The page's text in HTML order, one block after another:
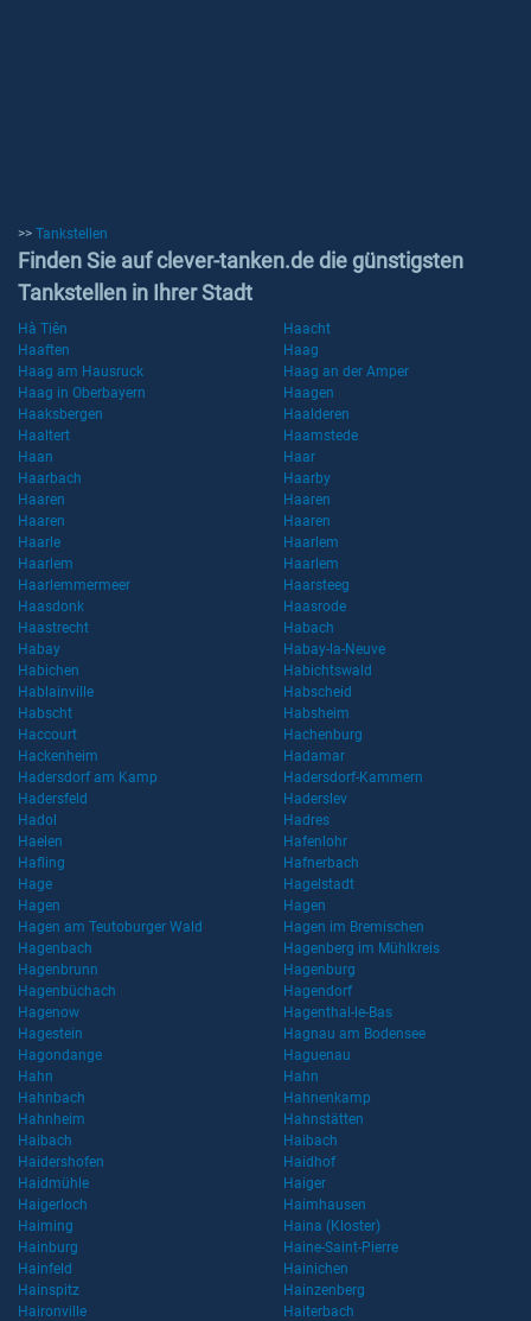
>> Tankstellen
Finden Sie auf clever-tanken.de die günstigsten
Tankstellen in Ihrer Stadt
Hà Tiên
Haacht
Haaften
Haag
Haag am Hausruck
Haag an der Amper
Haag in Oberbayern
Haagen
Haaksbergen
Haalderen
Haaltert
Haamstede
Haan
Haar
Haarbach
Haarby
Haaren
Haaren
Haaren
Haaren
Haarle
Haarlem
Haarlem
Haarlem
Haarlemmermeer
Haarsteeg
Haasdonk
Haasrode
Haastrecht
Habach
Habay
Habay-la-Neuve
Habichen
Habichtswald
Hablainville
Habscheid
Habscht
Habsheim
Haccourt
Hachenburg
Hackenheim
Hadamar
Hadersdorf am Kamp
Hadersdorf-Kammern
Hadersfeld
Haderslev
Hadol
Hadres
Haelen
Hafenlohr
Hafling
Hafnerbach
Hage
Hagelstadt
Hagen
Hagen
Hagen am Teutoburger Wald
Hagen im Bremischen
Hagenbach
Hagenberg im Mühlkreis
Hagenbrunn
Hagenburg
Hagenbüchach
Hagendorf
Hagenow
Hagenthal-le-Bas
Hagestein
Hagnau am Bodensee
Hagondange
Haguenau
Hahn
Hahn
Hahnbach
Hahnenkamp
Hahnheim
Hahnstätten
Haibach
Haibach
Haidershofen
Haidhof
Haidmühle
Haiger
Haigerloch
Haimhausen
Haiming
Haina (Kloster)
Hainburg
Haine-Saint-Pierre
Hainfeld
Hainichen
Hainspitz
Hainzenberg
Haironville
Haiterbach